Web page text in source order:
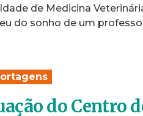
de Medicina
do sonho de um
do Centro